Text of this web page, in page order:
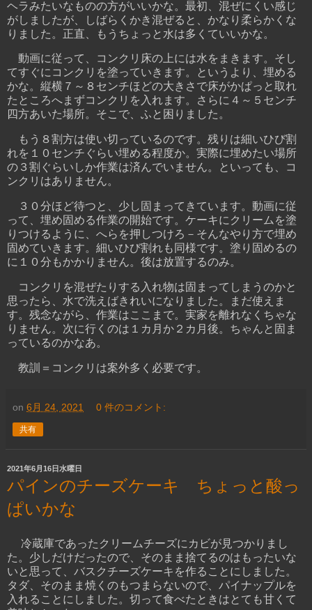
ヘラみたいなものの方がいいかな。最初、混ぜにくい感じ
がしましたが、しばらくかき混ぜると、かなり柔らかくな
りました。正直、もうちょっと水は多くていいかな。
動画に従って、コンクリ床の上には水をまきます。そし
てすぐにコンクリを塗っていきます。というより、埋める
かな。縦横７～８センチほどの大きさで床がかぱっと取れ
たところへまずコンクリを入れます。さらに４～５センチ
四方あいた場所。そこで、ふと困りました。
もう８割方は使い切っているのです。残りは細いひび割
れを１０センチぐらい埋める程度か。実際に埋めたい場所
の３割ぐらいしか作業は済んでいません。といっても、コ
ンクリはありません。
３０分ほど待つと、少し固まってきています。動画に従
って、埋め固める作業の開始です。ケーキにクリームを塗
りつけるように、へらを押しつけろ－そんなやり方で埋め
固めていきます。細いひび割れも同様です。塗り固めるの
に１０分もかかりません。後は放置するのみ。
コンクリを混ぜたりする入れ物は固まってしまうのかと
思ったら、水で洗えばきれいになりました。まだ使えま
す。残念ながら、作業はここまで。実家を離れなくちゃな
りません。次に行くのは１カ月か２カ月後。ちゃんと固ま
っているのかなあ。
教訓＝コンクリは案外多く必要です。
on 6月 24, 2021 0 件のコメント:
共有
2021年6月16日水曜日
パインのチーズケーキ ちょっと酸っ
ぱいかな
冷蔵庫であったクリームチーズにカビが見つかりまし
た。少しだけだったので、そのまま捨てるのはもったいな
いと思って、バスクチーズケーキを作ることにしました。
タダ、そのまま焼くのもつまらないので、パイナップルを
入れることにしました。切って食べたときはとても甘くて